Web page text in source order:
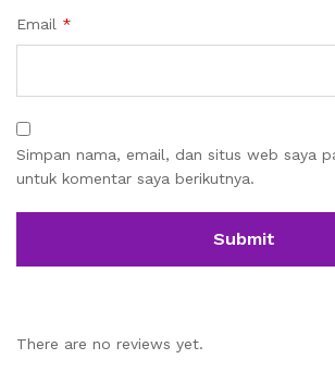
Email *
Simpan nama, email, dan situs web saya
untuk komentar saya berikutnya.
There are no reviews yet.